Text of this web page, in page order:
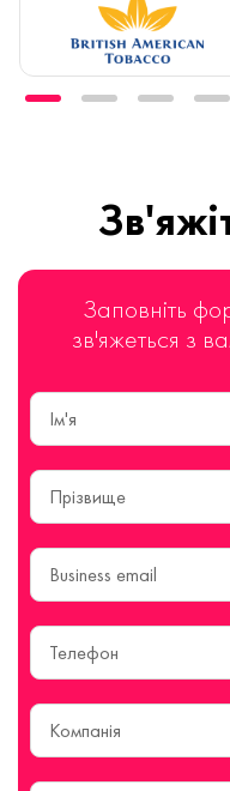
Заповніть
зв'яжеться з